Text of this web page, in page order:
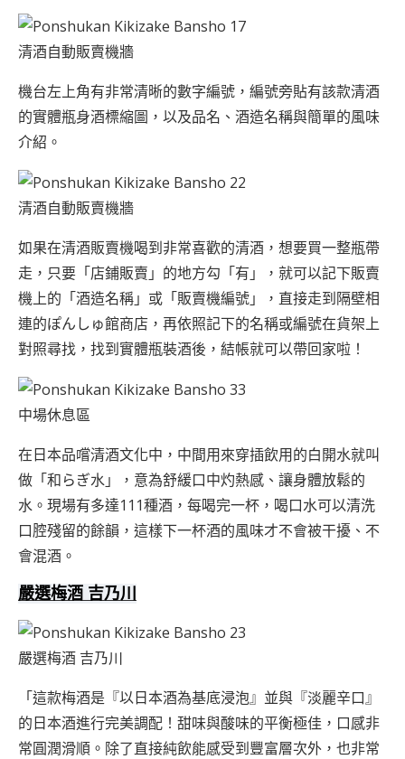
清酒自動販賣機牆
機台左上角有非常清晰的數字編號，編號旁貼有該款清酒
的實體瓶身酒標縮圖，以及品名、酒造名稱與簡單的風味
介紹。
清酒自動販賣機牆
如果在清酒販賣機喝到非常喜歡的清酒，想要買一整瓶帶
走，只要「店鋪販賣」的地方勾「有」，就可以記下販賣
機上的「酒造名稱」或「販賣機編號」，直接走到隔壁相
連的ぽんしゅ館商店，再依照記下的名稱或編號在貨架上
對照尋找，找到實體瓶裝酒後，結帳就可以帶回家啦！
中場休息區
在日本品嚐清酒文化中，中間用來穿插飲用的白開水就叫
做「和らぎ水」，意為舒緩口中灼熱感、讓身體放鬆的
水。現場有多達111種酒，每喝完一杯，喝口水可以清洗
口腔殘留的餘韻，這樣下一杯酒的風味才不會被干擾、不
會混酒。
嚴選梅酒 吉乃川
嚴選梅酒 吉乃川
「這款梅酒是『以日本酒為基底浸泡』並與『淡麗辛口』
的日本酒進行完美調配！甜味與酸味的平衡極佳，口感非
常圓潤滑順。除了直接純飲能感受到豐富層次外，也非常